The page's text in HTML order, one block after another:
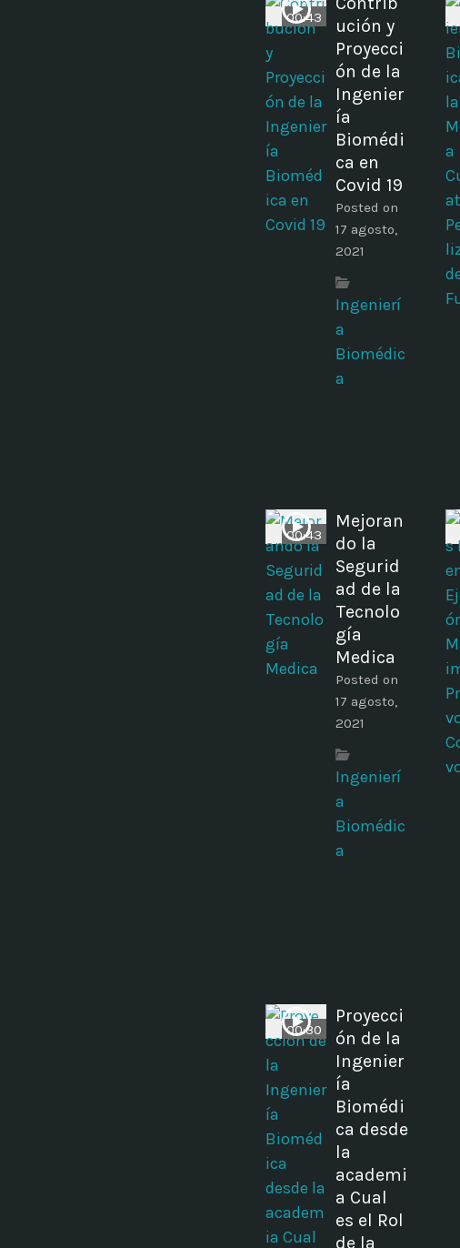
00:43
ución y
Proyecci
ón de la
Ingenier
ía
Biomédi
ca en
Covid 19
Posted on
17 agosto,
2021
Ingenierí
a
Biomédic
a
00:43
Mejoran
do la
Segurid
ad de la
Tecnolo
gía
Medica
Posted on
17 agosto,
2021
Ingenierí
a
Biomédic
a
00:30
Proyecci
ón de la
Ingenier
ía
Biomédi
ca desde
la
academi
a Cual
es el Rol
de la